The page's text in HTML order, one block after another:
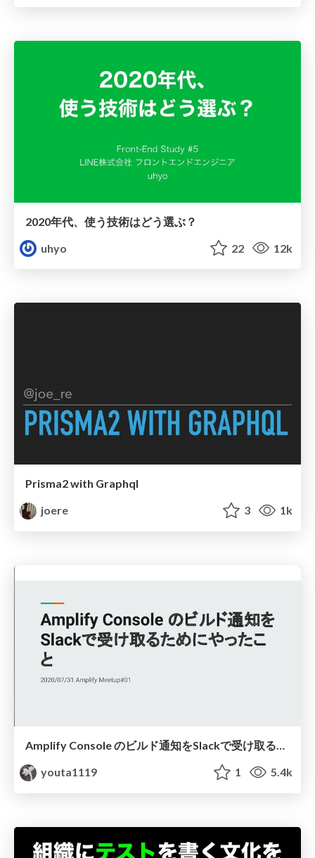
2020年代、使う技術はどう選ぶ？
uhyo
22 12k
Prisma2 with Graphql
joere
3 1k
Amplify Console のビルド通知をSlackで受け取るためにやったこと
youta1119
1 5.4k